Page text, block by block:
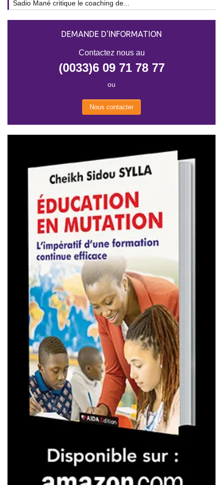
Sadio Mané critique le coaching de...
DEMANDE D'INFORMATION
Contactez nous au
(0033)6 09 71 78 77
ou
Nous contacter